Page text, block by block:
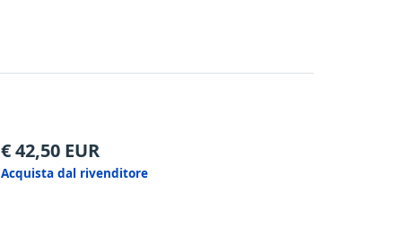
€42,50 EUR
Acquista dal rivenditore